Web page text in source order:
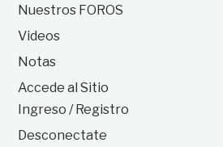
Nuestros FOROS
Videos
Notas
Accede al Sitio
Ingreso / Registro
Desconectate